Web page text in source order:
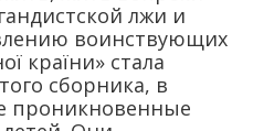
лжи и
воинствующих
країни» стала
сборника, в
проникновенные